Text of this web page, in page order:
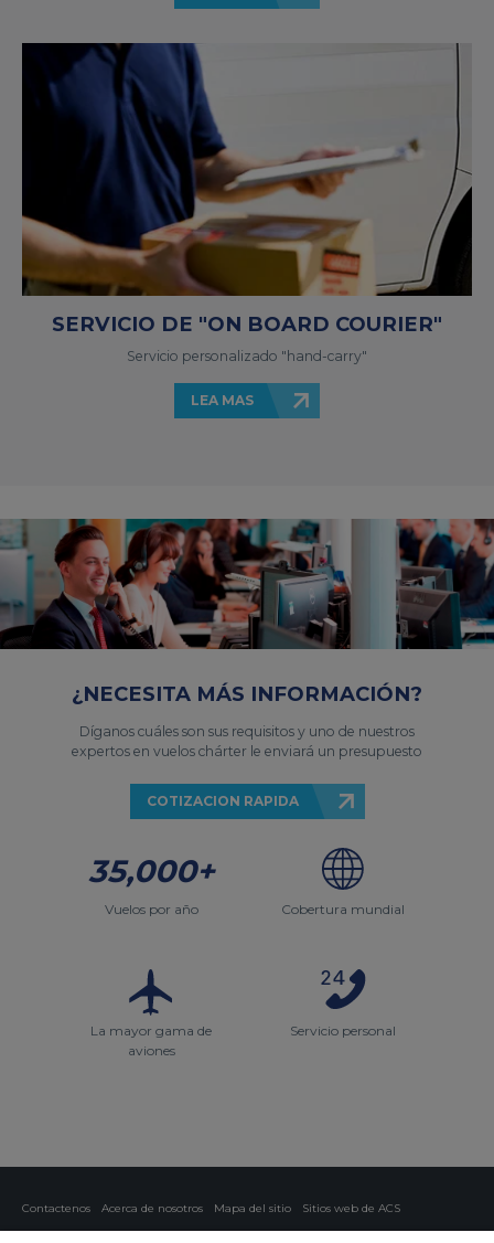
SERVICIO DE "ON BOARD COURIER"
Servicio personalizado "hand-carry"
LEA MAS
¿NECESITA MÁS INFORMACIÓN?
Díganos cuáles son sus requisitos y uno de nuestros
expertos en vuelos chárter le enviará un presupuesto
COTIZACION RAPIDA
35,000+
Vuelos por año Cobertura mundial
La mayor gama de
aviones
Servicio personal
Contactenos Acerca de nosotros Mapa del sitio
Sitios web de ACS